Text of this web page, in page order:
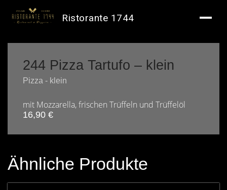
244 Pizza Tartufo – klein
Pizza - klein
mit Mozzarella, frischen Trüffeln und Trüffelöl
16,90 €
Ähnliche Produkte
Ristorante 1744